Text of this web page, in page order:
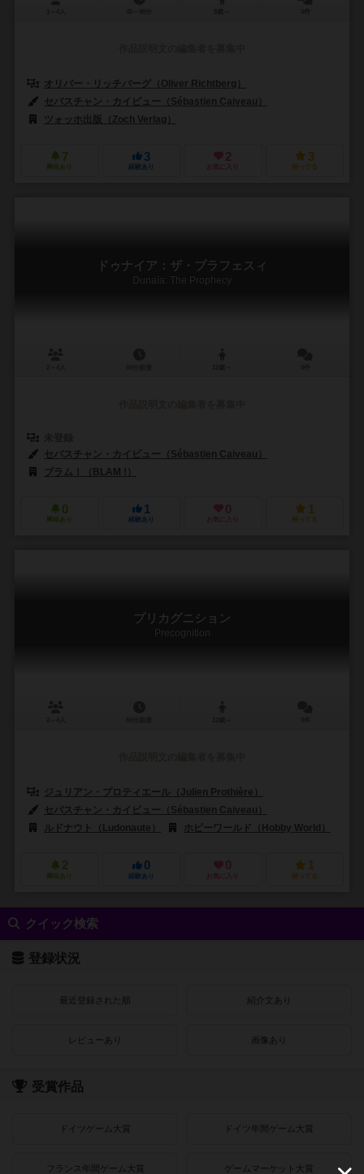
オリバー・リッチバーグ（Oliver Richtberg）
セバスチャン・カイビュー（Sébastien Caiveau）
ツォッホ出版（Zoch Verlag）
7
興味あり
3
経験あり
2
お気に入り
3
持ってる
ドゥナイア：ザ・プラフェスィ
Dunaïa: The Prophecy
セバスチャン・カイビュー（Sébastien Caiveau）
ブラム！（BLAM !）
0
興味あり
1
経験あり
0
お気に入り
1
持ってる
プリカグニション
Precognition
ジュリアン・プロティエール（Julien Prothière）
セバスチャン・カイビュー（Sébastien Caiveau）
ルドナウト（Ludonaute）
ホビーワールド（Hobby World）
2
興味あり
0
経験あり
0
お気に入り
1
持ってる
クイック検索
登録状況
最近登録された順 紹介文あり
レビューあり 画像あり
受賞作品
ドイツゲーム大賞 ドイツ年間ゲーム大賞
フランス年間ゲーム大賞 ゲームマーケット大賞